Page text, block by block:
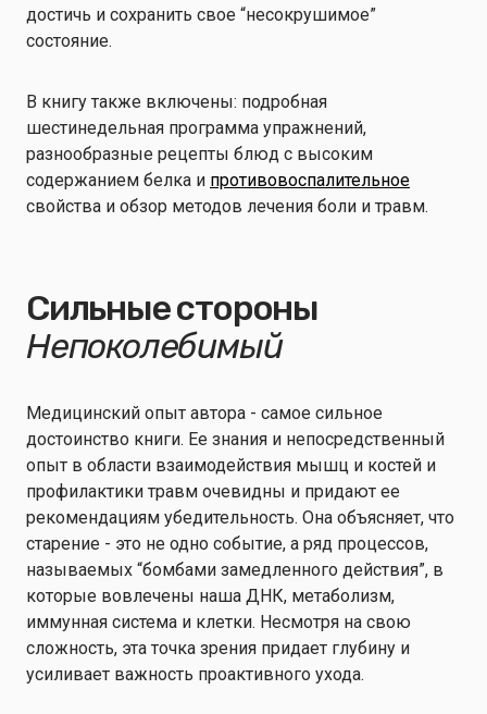
достичь и сохранить свое “несокрушимое”
состояние.
В книгу также включены: подробная
шестинедельная программа упражнений,
разнообразные рецепты блюд с высоким
содержанием белка и противовоспалительное
свойства и обзор методов лечения боли и травм.
Сильные стороны
Непоколебимый
Медицинский опыт автора - самое сильное
достоинство книги. Ее знания и непосредственный
опыт в области взаимодействия мышц и костей и
профилактики травм очевидны и придают ее
рекомендациям убедительность. Она объясняет, что
старение - это не одно событие, а ряд процессов,
называемых “бомбами замедленного действия”, в
которые вовлечены наша ДНК, метаболизм,
иммунная система и клетки. Несмотря на свою
сложность, эта точка зрения придает глубину и
усиливает важность проактивного ухода.